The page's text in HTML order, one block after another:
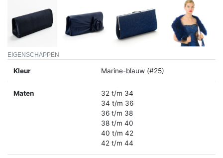
EIGENSCHAPPEN
Kleur Marine-blauw (#25)
Maten
32 t/m 34
34 t/m 36
36 t/m 38
38 t/m 40
40 t/m 42
42 t/m 44